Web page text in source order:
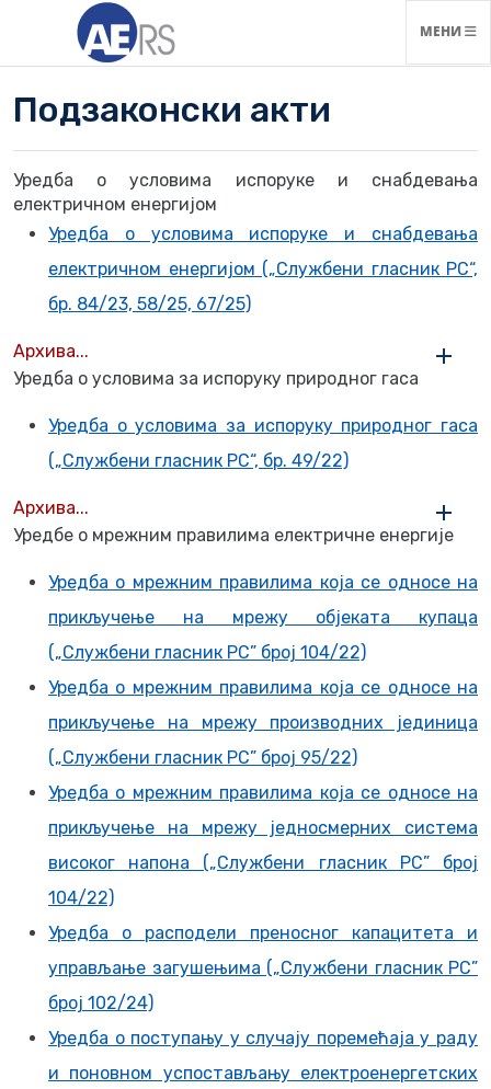
МЕНИ
Подзаконски акти
Уредба о условима испоруке и снабдевања
електричном енергијом
Уредба о условима испоруке и снабдевања
електричном енергијом („Службени гласник РС“,
бр. 84/23, 58/25, 67/25)
Архива...
Уредба о условима за испоруку природног гаса
Уредба о условима за испоруку природног гаса
(„Службени гласник РС“, бр. 49/22)
Архива...
Уредбe о мрежним правилима електричне енергије
Уредба о мрежним правилима која се односе на
прикључење на мрежу објеката купаца
(„Службени гласник РС” број 104/22)
Уредба о мрежним правилима која се односе на
прикључење на мрежу производних јединица
(„Службени гласник РС” број 95/22)
Уредба о мрежним правилима која се односе на
прикључење на мрежу једносмерних система
високог напона („Службени гласник РС” број
104/22)
Уредба о расподели преносног капацитета и
управљање загушењима („Службени гласник РС”
број 102/24)
Уредба о поступању у случају поремећаја у раду
и поновном успостављању електроенергетских